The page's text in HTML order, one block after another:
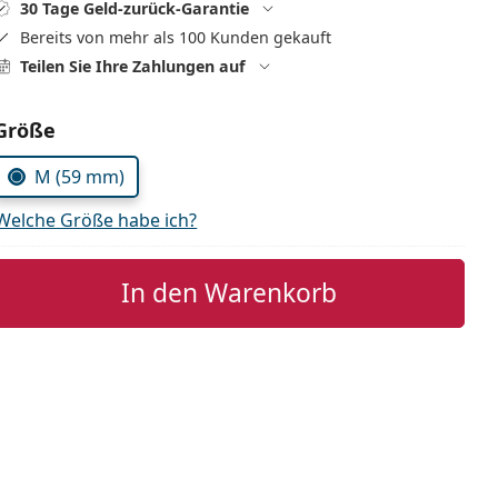
30 Tage Geld-zurück-Garantie
Bereits von mehr als 100 Kunden gekauft
Teilen Sie Ihre Zahlungen auf
wählen
M (59 mm)
Größe habe ich?
In den Warenkorb